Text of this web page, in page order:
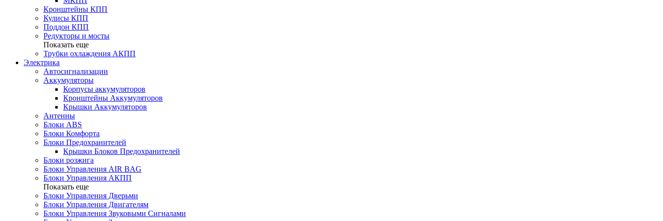
Кронштейны КПП
Кулисы КПП
Поддон КПП
Редукторы и мосты
Показать еще
Трубки охлаждения АКПП
Электрика
Автосигнализации
Аккумуляторы
Корпусы аккумуляторов
Кронштейны Аккумуляторов
Крышки Аккумуляторов
Антенны
Блоки ABS
Блоки Комфорта
Блоки Предохранителей
Крышки Блоков Предохранителей
Блоки розжига
Блоки Управления AIR BAG
Блоки Управления АКПП
Показать еще
Блоки Управления Дверьми
Блоки Управления Двигателям
Блоки Управления Звуковыми Сигналами